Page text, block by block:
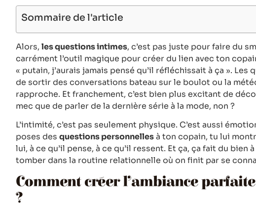
Sommaire de l'article
Alors, les questions intimes, c’est pas juste pour faire du
carrément l’outil magique pour créer du lien avec ton
« putain, j’aurais jamais pensé qu’il réfléchissait à ça ».
de sortir des conversations bateau sur le boulot ou la
rapproche. Et franchement, c’est bien plus excitant de
mec que de parler de la dernière série à la mode, non ?
L’intimité, c’est pas seulement physique. C’est aussi
poses des questions personnellesà ton copain, tu lui
lui, à ce qu’il pense, à ce qu’il ressent. Et ça, ça fait du bien
tomber dans la routine relationnelle où on finit par se
Comment créer l’ambiance
?